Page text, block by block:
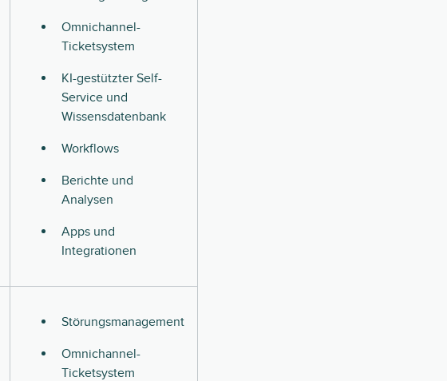
Omnichannel-
Ticketsystem
KI-gestützter Self-
Service und
Wissensdatenbank
Workflows
Berichte und
Analysen
Apps und
Integrationen
Störungsmanagement
Omnichannel-
Ticketsystem